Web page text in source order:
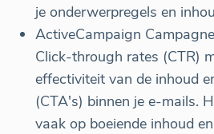
je onderwerpregels en
ActiveCampaign
Click-through rates (CTR)
effectiviteit van de inhoud
(CTA's) binnen je e-mails.
vaak op boeiende inhoud